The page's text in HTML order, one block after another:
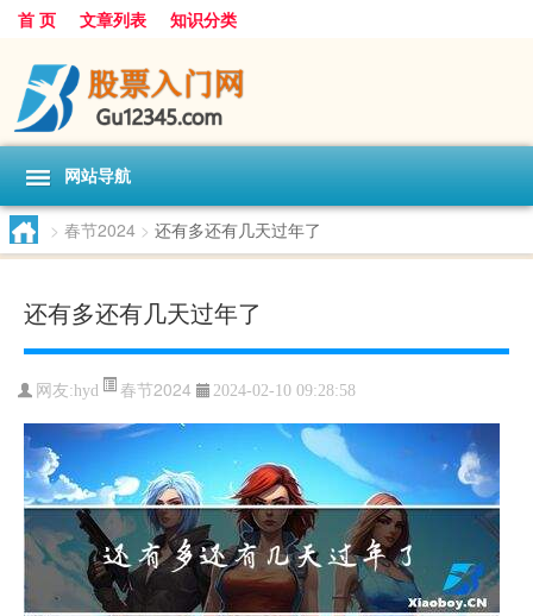
首 页 文章列表 知识分类
网站导航
> 春节2024 > 还有多还有几天过年了
还有多还有几天过年了
网友:hyd 春节2024 2024-02-10 09:28:58